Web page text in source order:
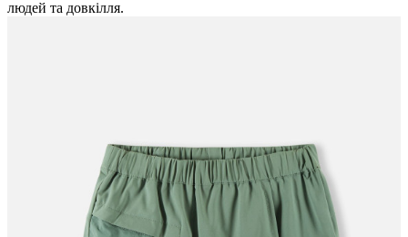
людей та довкілля.